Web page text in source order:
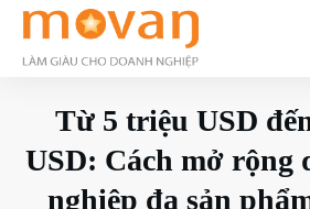
Từ 5 triệu USD
USD: Cách mở rộng
nghiệp đa sản